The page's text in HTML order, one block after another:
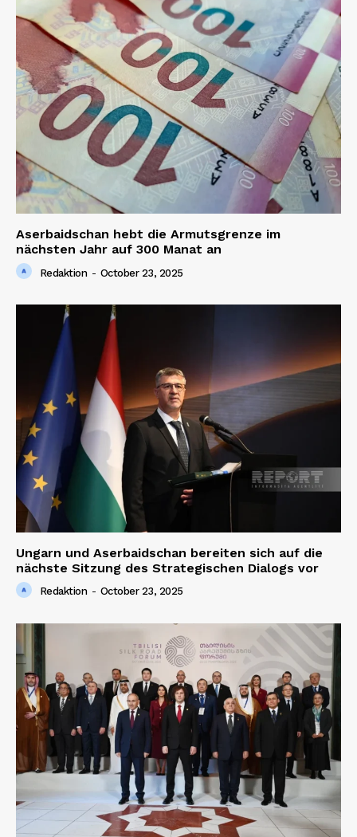
Aserbaidschan hebt die Armutsgrenze im
nächsten Jahr auf 300 Manat an
Redaktion - October 23, 2025
Ungarn und Aserbaidschan bereiten sich auf die
nächste Sitzung des Strategischen Dialogs vor
Redaktion - October 23, 2025